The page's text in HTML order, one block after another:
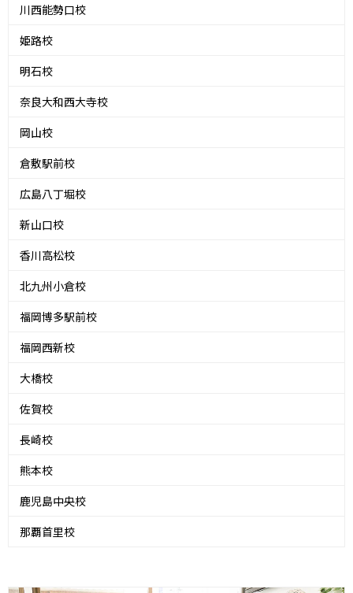
川西能勢口校
姫路校
明石校
奈良大和西大寺校
岡山校
倉敷駅前校
広島八丁堀校
新山口校
香川高松校
北九州小倉校
福岡博多駅前校
福岡西新校
大橋校
佐賀校
長崎校
熊本校
鹿児島中央校
那覇首里校